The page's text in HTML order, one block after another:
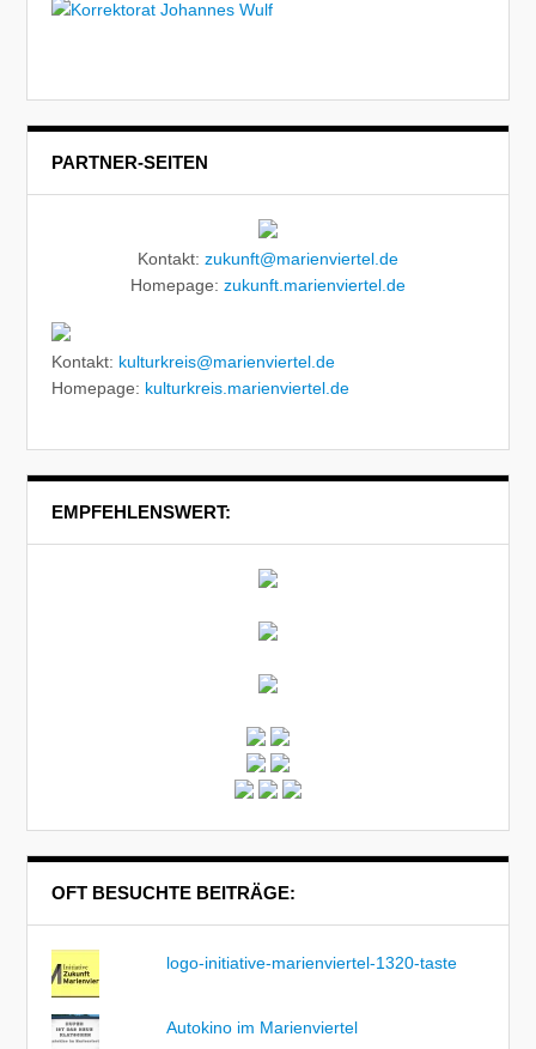
PARTNER-SEITEN
Kontakt: zukunft@marienviertel.de
Homepage: zukunft.marienviertel.de
Kontakt: kulturkreis@marienviertel.de
Homepage: kulturkreis.marienviertel.de
EMPFEHLENSWERT:
OFT BESUCHTE BEITRÄGE:
logo-initiative-marienviertel-1320-taste
Autokino im Marienviertel